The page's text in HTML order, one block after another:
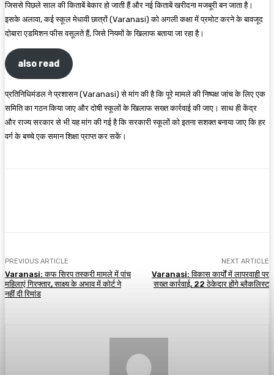
जिससे पिछले साल की किताबें बेकार हो जाती हैं और नई किताबें खरीदना मजबूरी बन जाता है।
इसके अलावा, कई स्कूल मेधावी छात्रों (Varanasi) को अगली कक्षा में प्रमोट करने के बावजूद
दोबारा एडमिशन फीस वसूलते हैं, जिसे नियमों के खिलाफ बताया जा रहा है।
also read
प्रतिनिधिमंडल ने प्रशासन (Varanasi) से मांग की है कि पूरे मामले की निष्पक्ष जांच के लिए एक
समिति का गठन किया जाए और दोषी स्कूलों के खिलाफ सख्त कार्रवाई की जाए। साथ ही केंद्र
और राज्य सरकार से भी यह मांग की गई है कि सरकारी स्कूलों को इतना सशक्त बनाया जाए कि हर
वर्ग के बच्चे एक समान शिक्षा प्राप्त कर सकें।
PREVIOUS ARTICLE
Varanasi: कफ सिरप तस्करी मामले में पांच
महिलाएं गिरफ्तार, साक्ष्य के अभाव में कोर्ट ने
नहीं दी रिमांड
NEXT ARTICLE
Varanasi: विकास कार्यों में लापरवाही पर
सख्त कार्रवाई, 22 ठेकेदार होंगे ब्लैकलिस्ट